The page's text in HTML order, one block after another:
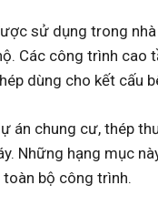
sử dụng trong
Các công trình cao
dùng cho kết cấu
án chung cư, thép
Những hạng mục
bộ công trình.